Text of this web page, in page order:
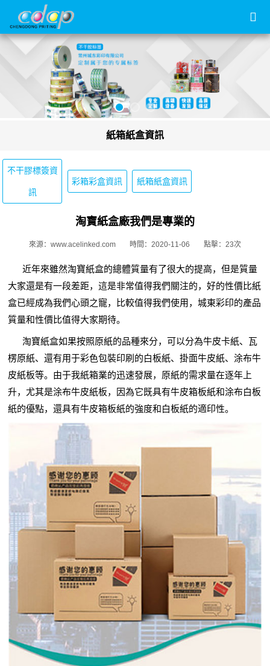
紙箱紙盒資訊
不干膠標簽資
訊
彩箱彩盒資訊 紙箱紙盒資訊
淘寶紙盒廠我們是專業的
來源：www.acelinked.com 時間：2020-11-06 點擊：23次
近年來雖然淘寶紙盒的總體質量有了很大的提高，但是質量
大家還是有一段差距，這是非常值得我們關注的，好的性價比紙
盒已經成為我們心頭之寵，比較值得我們使用，城東彩印的產品
質量和性價比值得大家期待。
淘寶紙盒如果按照原紙的品種來分，可以分為牛皮卡紙、瓦
楞原紙、還有用于彩色包裝印刷的白板紙、掛面牛皮紙、涂布牛
皮紙板等。由于我紙箱業的迅速發展，原紙的需求量在逐年上
升，尤其是涂布牛皮紙板，因為它既具有牛皮箱板紙和涂布白板
紙的優點，還具有牛皮箱板紙的強度和白板紙的適印性。